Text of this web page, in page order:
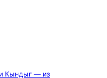
Кындыг — из